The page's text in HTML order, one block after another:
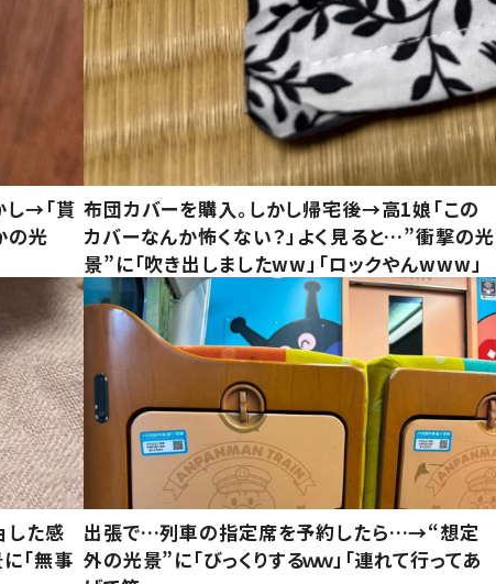
し→「貰
の光
布団カバーを購入。しかし帰宅後→高1娘「この
カバーなんか怖くない？」よく見ると…”衝撃の光
景”に「吹き出しましたww」「ロックやんwww」
した感
「無事
出張で…列車の指定席を予約したら…→“想定
外の光景”に「びっくりするｗｗ」「連れて行ってあ